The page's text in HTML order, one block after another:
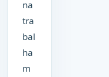
na
tra
bal
ha
m